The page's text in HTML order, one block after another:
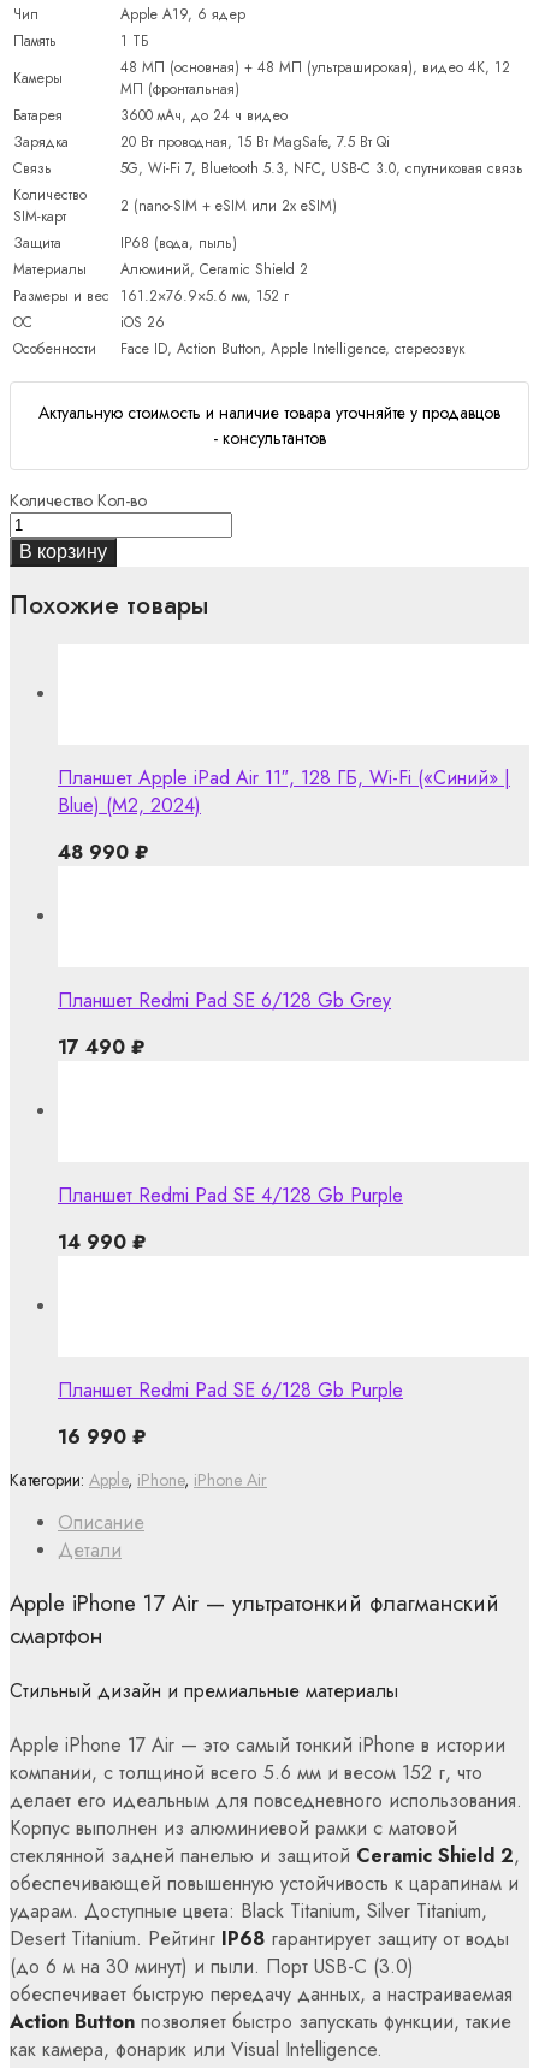
Чип
Apple A19, 6 ядер
Память
1 ТБ
Камеры
48 МП (основная) + 48 МП (ультраширокая), видео 4K, 12
МП (фронтальная)
Батарея
3600 мАч, до 24 ч видео
Зарядка
20 Вт проводная, 15 Вт MagSafe, 7.5 Вт Qi
Связь
5G, Wi-Fi 7, Bluetooth 5.3, NFC, USB-C 3.0, спутниковая связь
Количество
SIM-карт
2 (nano-SIM + eSIM или 2x eSIM)
Защита
IP68 (вода, пыль)
Материалы
Алюминий, Ceramic Shield 2
Размеры и вес
161.2×76.9×5.6 мм, 152 г
ОС
iOS 26
Особенности
Face ID, Action Button, Apple Intelligence, стереозвук
Актуальную стоимость и наличие товара уточняйте у продавцов
- консультантов
Количество Кол-во
В корзину
Описание
Детали
Apple iPhone 17 Air — ультратонкий флагманский
смартфон
Стильный дизайн и премиальные материалы
Apple iPhone 17 Air — это самый тонкий iPhone в истории
компании, с толщиной всего 5.6 мм и весом 152 г, что
делает его идеальным для повседневного использования.
Корпус выполнен из алюминиевой рамки с матовой
стеклянной задней панелью и защитой Ceramic Shield 2,
обеспечивающей повышенную устойчивость к царапинам и
ударам. Доступные цвета: Black Titanium, Silver Titanium,
Desert Titanium. Рейтинг IP68 гарантирует защиту от воды
(до 6 м на 30 минут) и пыли. Порт USB-C (3.0)
обеспечивает быструю передачу данных, а настраиваемая
Action Button позволяет быстро запускать функции, такие
как камера, фонарик или Visual Intelligence.
Категории: Apple, iPhone, iPhone Air
Похожие товары
Планшет Apple iPad Air 11″, 128 ГБ, Wi-Fi («Синий» |
Blue) (M2, 2024)
48 990 ₽
Планшет Redmi Pad SE 6/128 Gb Grey
17 490 ₽
Планшет Redmi Pad SE 4/128 Gb Purple
14 990 ₽
Планшет Redmi Pad SE 6/128 Gb Purple
16 990 ₽